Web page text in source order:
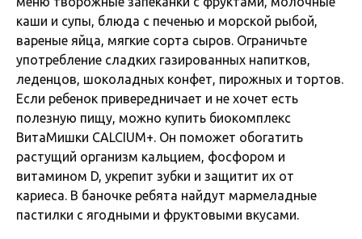
каши и супы, блюда с печенью и морской рыбой,
вареные яйца, мягкие сорта сыров. Ограничьте
употребление сладких газированных напитков,
леденцов, шоколадных конфет, пирожных и тортов.
Если ребенок привередничает и не хочет есть
полезную пищу, можно купить биокомплекс
ВитаМишки CALCIUM+. Он поможет обогатить
растущий организм кальцием, фосфором и
витамином D, укрепит зубки и защитит их от
кариеса. В баночке ребята найдут мармеладные
пастилки с ягодными и фруктовыми вкусами.